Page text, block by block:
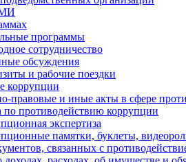
программы
сотрудничество
обсуждения
и рабочие поездки
коррупции
правовые и иные акты в сфере
противодействию коррупции
экспертиза
памятки, буклеты,
связанных с